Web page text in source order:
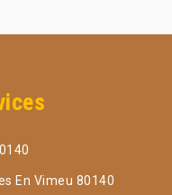
En Vimeu 80140